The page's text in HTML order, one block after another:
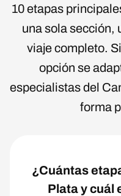
10 etapas
una sola sección,
viaje completo.
opción se
especialistas del
forma
¿Cuántas
Plata y cuál